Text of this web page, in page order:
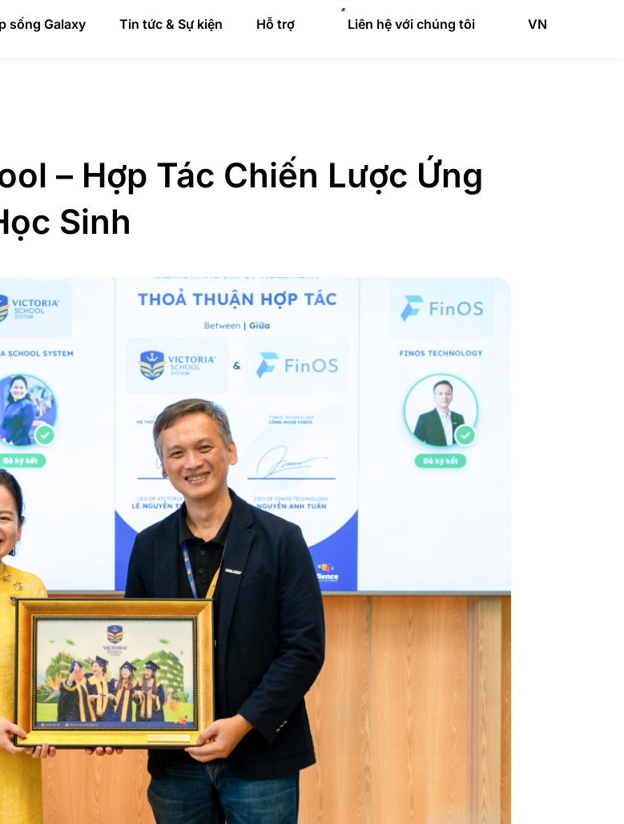
sống Galaxy Tin tức & Sự kiện Hỗ trợ Liên hệ với chúng tôi VN
– Hợp Tác Chiến Lược Ứng
Sinh